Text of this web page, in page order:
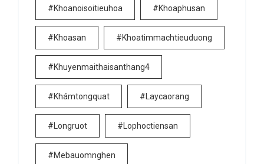
#khoanoisoitieuhoa #khoaphusan
#khoasan #khoatimmachtieuduong
#khuyenmaithaisanthang4
#khámtongquat #laycaorang
#longruot #lophoctiensan
#mebauomnghen